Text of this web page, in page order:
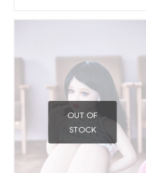
OUT OF
STOCK